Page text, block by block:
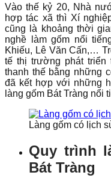
Vào thế kỷ 20, Nhà
hợp tác xã thì Xí
cũng là khoảng thời
nghề làm gốm nổi
Khiếu, Lê Văn Cấn,…
tế thị trường phát
thanh thế bằng những
đã kết hợp với những
làng gốm Bát Tràng nổi
Làng gốm có lịch
Quy trình
Bát Tràng